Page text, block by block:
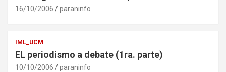
16/10/2006 paraninfo
IML_UCM
EL periodismo a debate (1ra. parte)
10/10/2006 paraninfo